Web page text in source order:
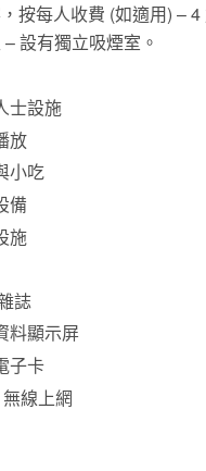
按每人收費 (如適用) –
設有獨立吸煙室。
士設施
放
小吃
備
施
誌
料顯示屏
子卡
線上網